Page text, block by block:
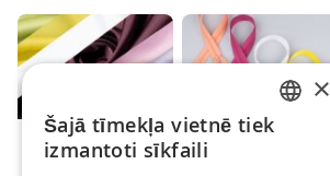
Vienkrāsains
mākslīgais zīds
3 mm spirāles
rāvējslēdzējs 40
×
Šajā tīmekļa vietnē tiek
izmantoti sīkfaili